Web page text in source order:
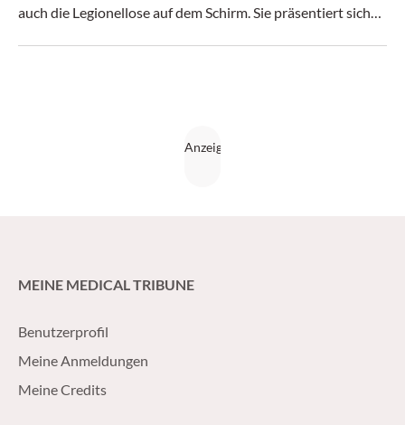
auch die Legionellose auf dem Schirm. Sie präsentiert sich
MEINE MEDICAL TRIBUNE
Benutzerprofil
Meine Anmeldungen
Meine Credits